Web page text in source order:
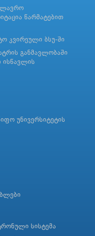
წარმატებით
კვირეული ბსუ-ში
განმავლობაში
ისწავლის
უნივერსიტეტის
სისტემა